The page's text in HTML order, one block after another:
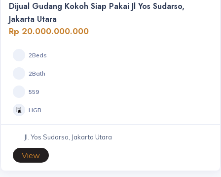
Dijual Gudang Kokoh Siap Pakai Jl Yos Sudarso,
Jakarta Utara
Rp 20.000.000.000
2Beds
2Bath
559
HGB
Jl. Yos Sudarso, Jakarta Utara
View